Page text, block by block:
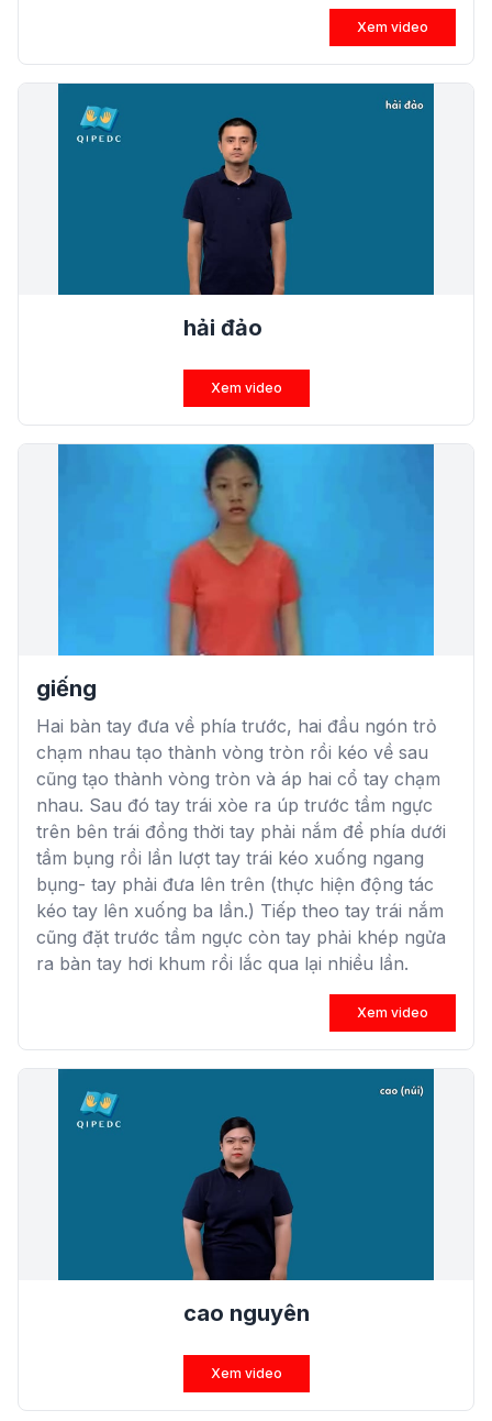
Xem video
hải đảo
Xem video
giếng
Hai bàn tay đưa về phía trước, hai đầu ngón trỏ
chạm nhau tạo thành vòng tròn rồi kéo về sau
cũng tạo thành vòng tròn và áp hai cổ tay chạm
nhau. Sau đó tay trái xòe ra úp trước tầm ngực
trên bên trái đồng thời tay phải nắm để phía dưới
tầm bụng rồi lần lượt tay trái kéo xuống ngang
bụng- tay phải đưa lên trên (thực hiện động tác
kéo tay lên xuống ba lần.) Tiếp theo tay trái nắm
cũng đặt trước tầm ngực còn tay phải khép ngửa
ra bàn tay hơi khum rồi lắc qua lại nhiều lần.
Xem video
cao nguyên
Xem video